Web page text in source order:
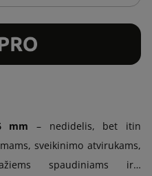
mm – nedidelis, bet itin
sveikinimo atvirukams,
spaudiniams ir…